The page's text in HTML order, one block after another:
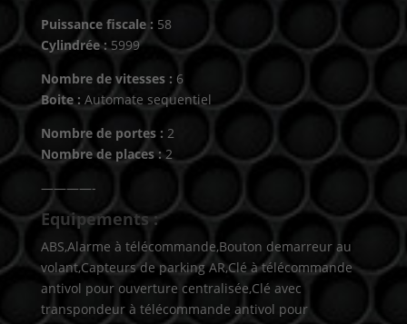
Puissance fiscale : 58
Cylindrée :5999
Nombre de vitesses : 6
Boite : Automate sequentiel
Nombre de portes : 2
Nombre de places :2
————-
Equipements :
ABS,Alarme à télécommande,Bouton demarreur au
volant,Capteurs de parking AR,Clé à télécommande
antivol pour ouverture centralisée,Clé avec
transpondeur à télécommande antivol pour